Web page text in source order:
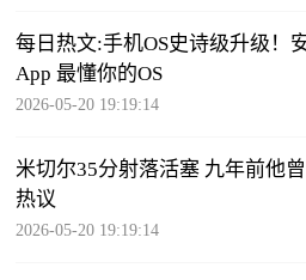
每日热文:手机OS史诗级升级！
App 最懂你的OS
2026-05-20 19:19:14
米切尔35分射落活塞 九年前他
热议
2026-05-20 19:19:14